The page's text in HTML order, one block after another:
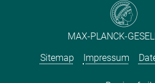
MAX-PLANCK-
Sitemap
Impressum